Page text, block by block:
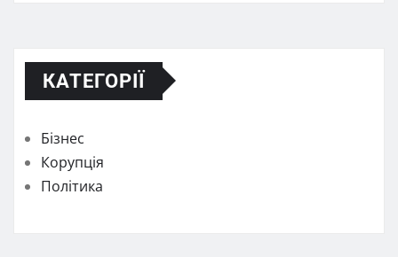
КАТЕГОРІЇ
Бізнес
Корупція
Політика